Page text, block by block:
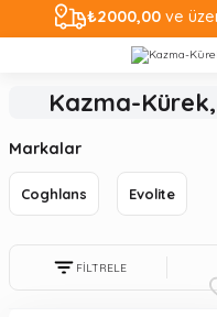
₺2000,00 ve
Kazma-
Markalar
Coghlans Evolite
FİLTRELE